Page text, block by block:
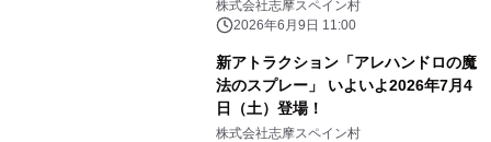
株式会社志摩スペイン村
2026年6月9日 11:00
新アトラクション「アレハンドロの魔
法のスプレー」 いよいよ2026年7月4
日（土）登場！
株式会社志摩スペイン村